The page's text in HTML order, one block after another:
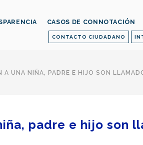
CONTACTO CIUDADANO
CASOS DE CONNOTACIÓN
A UNA NIÑA, PADRE E HIJO SON
padre e hijo son